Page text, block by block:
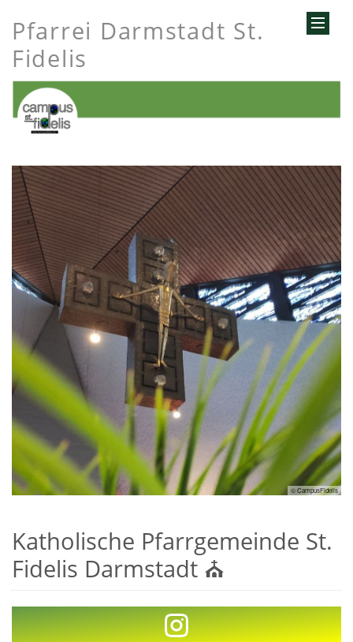
Pfarrei Darmstadt St.
Fidelis
© CampusFidelis
Katholische Pfarrgemeinde St.
Fidelis Darmstadt ⛪